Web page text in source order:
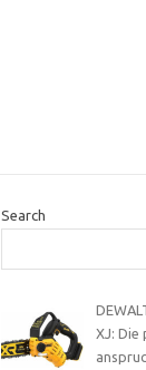
Search
XJ: Die